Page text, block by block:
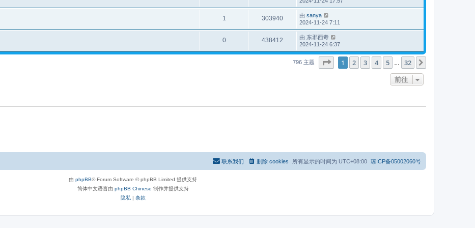
1 303940 由 sanya
2024-11-24 7:11
0 438412 由 东邪西毒
2024-11-24 6:37
796 主题 分页： 1 32
1 2 3 4 5 32
前往
琼ICP备05002060号
所有显示的时间为 UTC+08:00
删除 cookies
联系我们
由 phpBB® Forum Software © phpBB Limited 提供支持
简体中文语言由 phpBB Chinese 制作并提供支持
隐私 | 条款